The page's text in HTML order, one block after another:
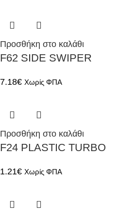
Προσθήκη στο καλάθι
F62 SIDE SWIPER
7.18€ Χωρίς ΦΠΑ
Προσθήκη στο καλάθι
F24 PLASTIC TURBO
1.21€ Χωρίς ΦΠΑ